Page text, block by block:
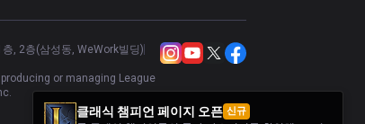
카서스 54.04% 198
아이번 40.1% 192
클래식 챔피언 페이지 오픈 신규
, 2층(삼성동, WeWork빌딩)
or managing League